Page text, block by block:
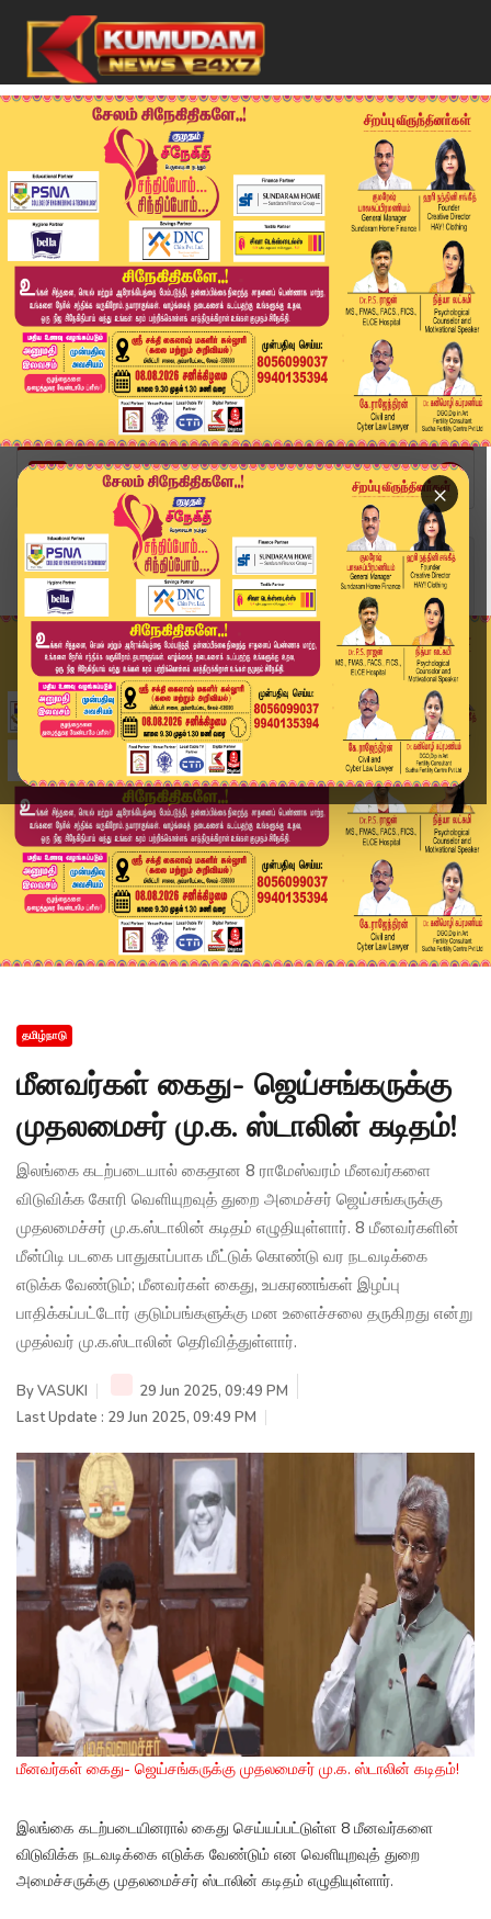
×
Home
தமிழ்நாடு
மீனவர்கள் கைது- ஜெய்சங்கருக்கு முதலமைசர் மு.க. ...
தமிழ்நாடு
மீனவர்கள் கைது- ஜெய்சங்கருக்கு
முதலமைசர் மு.க. ஸ்டாலின் கடிதம்!
இலங்கை கடற்படையால் கைதான 8 ராமேஸ்வரம் மீனவர்களை
விடுவிக்க கோரி வெளியுறவுத் துறை அமைச்சர் ஜெய்சங்கருக்கு
முதலமைச்சர் மு.க.ஸ்டாலின் கடிதம் எழுதியுள்ளார். 8 மீனவர்களின்
மீன்பிடி படகை பாதுகாப்பாக மீட்டுக் கொண்டு வர நடவடிக்கை
எடுக்க வேண்டும்; மீனவர்கள் கைது, உபகரணங்கள் இழப்பு
பாதிக்கப்பட்டோர் குடும்பங்களுக்கு மன உளைச்சலை தருகிறது என்று
முதல்வர் மு.க.ஸ்டாலின் தெரிவித்துள்ளார்.
ByVASUKI
29 Jun 2025, 09:49 PM
Last Update : 29 Jun 2025, 09:49 PM
மீனவர்கள் கைது- ஜெய்சங்கருக்கு முதலமைசர் மு.க. ஸ்டாலின் கடிதம்!
இலங்கை கடற்படையினரால் கைது செய்யப்பட்டுள்ள 8 மீனவர்களை
விடுவிக்க நடவடிக்கை எடுக்க வேண்டும் என வெளியுறவுத் துறை
அமைச்சருக்கு முதலமைச்சர் ஸ்டாலின் கடிதம் எழுதியுள்ளார்.